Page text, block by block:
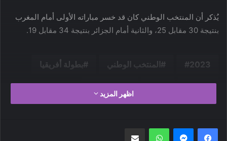
يُذكر أن المنتخب الوطني كان قد خسر مباراته الأولى أمام المغرب
بنتيجة 30 مقابل 25، والثانية أمام الجزائر بنتيجة 34 مقابل 19.
2023 المنتخب الوطني بطولة أفريقيا
رياضة ليبيا منتخب اليد
اظهر المزيد
واتساب